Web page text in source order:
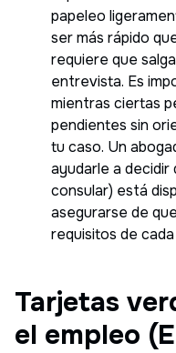
papeleo
ser más rápido
requiere que
entrevista. Es
mientras ciertas
pendientes sin
tu caso. Un
ayudarle a decidir
consular) está
asegurarse de
requisitos de cada
Tarjetas
el empleo